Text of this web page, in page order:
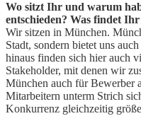
Wo sitzt Ihr und warum
entschieden? Was findet
Wir sitzen in München.
Stadt, sondern bietet uns
hinaus finden sich hier auch
Stakeholder, mit denen wir
München auch für Bewerber
Mitarbeitern unterm Strich
Konkurrenz gleichzeitig